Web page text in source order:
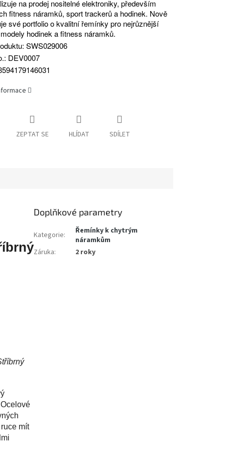
na prodej nositelné elektroniky, především
fitness náramků, sport trackerů a hodinek. Nově
své portfolio o kvalitní řemínky pro nejrůznější
hodinek a fitness náramků.
SWS029006
DEV0007
ZEPTAT SE HLÍDAT SDÍLET
mít
Doplňkové parametry
Kategorie:
Řemínky k chytrým
náramkům
Záruka: 2 roky